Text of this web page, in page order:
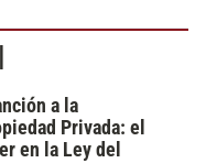
a la
Privada: el
en la Ley del